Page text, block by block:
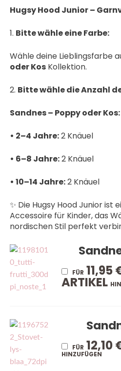
Hugsy Hood Junior –
1. Bitte wähle eine Farbe:
Wähle deine Lieblingsfarbe
oder Kos Kollektion.
2. Bitte wähle die Anzahl
Sandnes – Poppy oder Kos:
• 2–4 Jahre:2 Knäuel
• 6–8 Jahre:2 Knäuel
• 10–14 Jahre:2 Knäuel
✨ Die Hugsy Hood Junior ist
Accessoire für Kinder, das
nordischen Stil perfekt
FÜR 11,95
ARTIKEL
FÜR 12,10
HINZUFÜGEN